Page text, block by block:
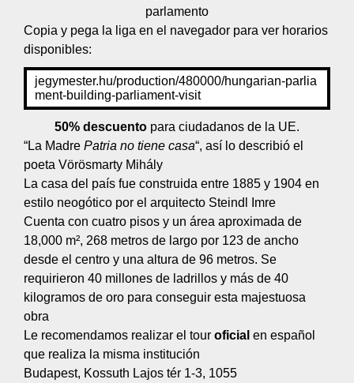
parlamento
Copia y pega la liga en el navegador para ver horarios
disponibles:
jegymester.hu/production/480000/hungarian-parlia
ment-building-parliament-visit
50% descuento para ciudadanos de la UE.
“La Madre Patria no tiene casa“, así lo describió el
poeta Vörösmarty Mihály
La casa del país fue construida entre 1885 y 1904 en
estilo neogótico por el arquitecto Steindl Imre
Cuenta con cuatro pisos y un área aproximada de
18,000 m², 268 metros de largo por 123 de ancho
desde el centro y una altura de 96 metros. Se
requirieron 40 millones de ladrillos y más de 40
kilogramos de oro para conseguir esta majestuosa
obra
Le recomendamos realizar el tour oficial en español
que realiza la misma institución
Budapest, Kossuth Lajos tér 1-3, 1055